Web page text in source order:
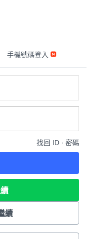
手機號碼登入
找回 ID ∙ 密碼
續